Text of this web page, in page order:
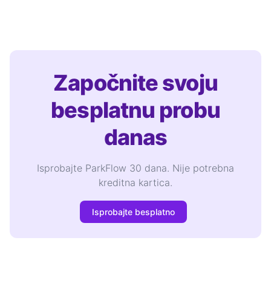
Započnite svoju
besplatnu probu
danas
Isprobajte ParkFlow 30 dana. Nije potrebna
kreditna kartica.
Isprobajte besplatno